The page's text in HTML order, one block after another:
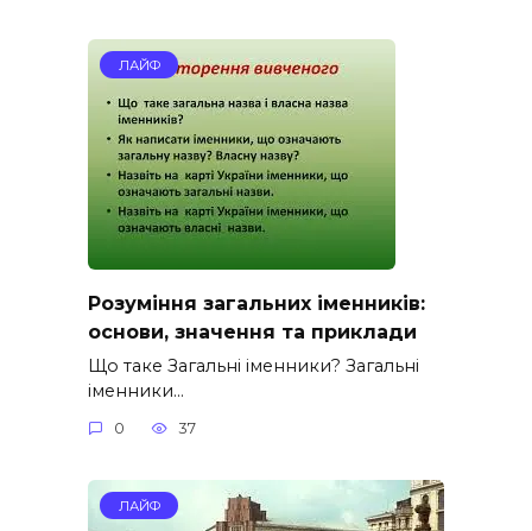
ЛАЙФ
Розуміння загальних іменників:
основи, значення та приклади
Що таке Загальні іменники? Загальні
іменники…
0 37
ЛАЙФ